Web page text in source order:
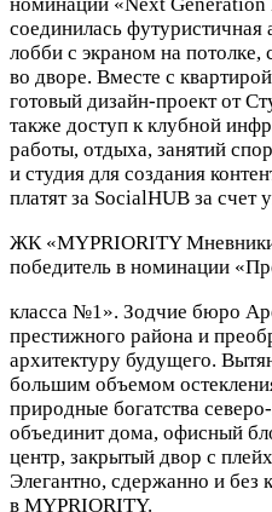
соединилась футуристичная
лобби с экраном на
во дворе. Вместе с
готовый дизайн-проект от
также доступ к клубной
работы, отдыха, занятий
и студия для создания
платят за SocialHUB за
ЖК «MYPRIORITY
победитель в номинации
класса №1». Зодчие бюро
престижного района и
архитектуру будущего.
большим объемом
природные богатства
объединит дома, офисный
центр, закрытый двор с
Элегантно, сдержанно и
в MYPRIORITY.